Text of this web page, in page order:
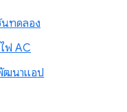
นทดลอง
ฟ AC
ฒนาแอป